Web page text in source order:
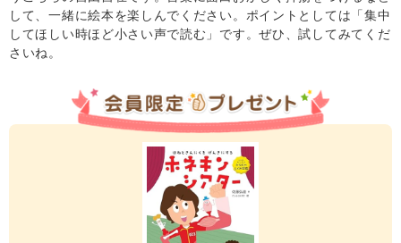
して、一緒に絵本を楽しんでください。ポイントとしては「集中
してほしい時ほど小さい声で読む」です。ぜひ、試してみてくだ
さいね。